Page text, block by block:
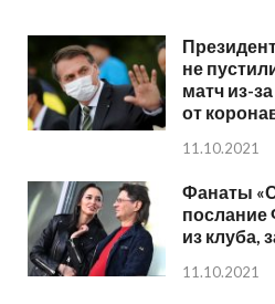
не
матч из-
от
11.10.2021
Фанаты
послание
из клуба,
11.10.2021